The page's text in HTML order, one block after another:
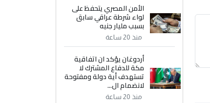
الأمن المصري يتحفظ على
لواء شرطة عراقي سابق
بسبب مليار جنيه
منذ 20 ساعة
أردوغان يؤكد ان اتفاقية
مكة للدفاع المشترك لا
تستهدف أية دولة ومفتوحة
لانضمام ال...
منذ 20 ساعة